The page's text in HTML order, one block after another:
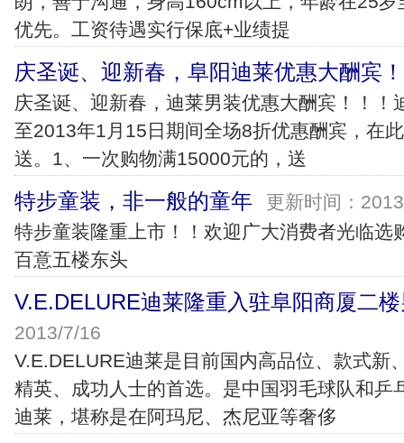
优先。工资待遇实行保底+业绩提
庆圣诞、迎新春，阜阳迪莱优惠大酬宾
庆圣诞、迎新春，迪莱男装优惠大酬宾！！
至2013年1月15日期间全场8折优惠酬宾，在
送。1、一次购物满15000元的，送
特步童装，非一般的童年
更新时间：
特步童装隆重上市！！欢迎广大消费者光临选
百意五楼东头
V.E.DELURE迪莱隆重入驻阜阳商厦二
2013/7/16
V.E.DELURE迪莱是目前国内高品位、款式新
精英、成功人士的首选。是中国羽毛球队和乒
迪莱，堪称是在阿玛尼、杰尼亚等奢侈